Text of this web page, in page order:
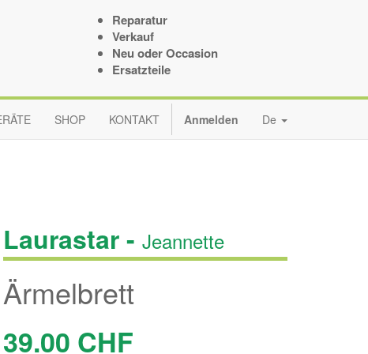
Reparatur
Verkauf
Neu oder Occasion
Ersatzteile
SHOP KONTAKT Anmelden De
Laurastar - Jeannette
Ärmelbrett
39.00 CHF